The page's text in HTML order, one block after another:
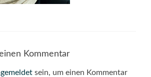
Kommentar
sein, um einen Kommentar